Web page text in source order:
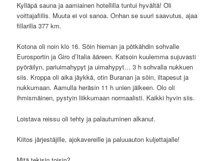
Kylläpä sauna ja aamiainen hotellilla tuntui hyvältä! Oli
voittajafiilis. Muuta ei voi sanoa. Onhan se suuri saavutus, ajaa
fillarilla 377 km.
Kotona oli noin klo 16. Söin hieman ja pötkähdin sohvalle
Eurosportin ja Giro d’Italia ääreen. Katsoin kuulemma sujuvasti
pyöräilyn, pariuimahypyt ja uimahypyt… 3 h sohvalla nukkuen
siis. Kroppa oli aika jäykkä, otin Buranan ja söin, iltapesut ja
nukkumaan. Aamulla heräsin 11 h unien jälkeen. Olo oli
ihmismäinen, pystyin liikkumaan normaalisti. Kaikki hyvin siis.
Loistava reissu oli tehty ja palautuminen alkanut.
Kiitos järjestäjille, ajokavereille ja paluuauton kuljettajalle!